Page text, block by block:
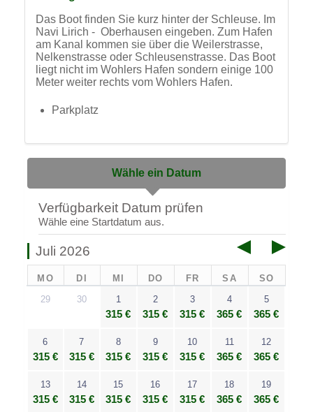
Das Boot finden Sie kurz hinter der Schleuse. Im
Navi Lirich - Oberhausen eingeben. Zum Hafen
am Kanal kommen sie über die Weilerstrasse,
Nelkenstrasse oder Schleusenstrasse. Das Boot
liegt nicht im Wohlers Hafen sondern einige 100
Meter weiter rechts vom Wohlers Hafen.
Parkplatz
Wähle ein Datum
Verfügbarkeit Datum prüfen
Wähle eine Startdatum aus.
Juli 2026
MO DI MI DO FR SA
SO
29
30 1
315 €
2
315 €
3
315 €
4
365 €
5
365 €
6
315 €
7
315 €
8
315 €
9
315 €
10
315 €
11
365 €
12
365 €
13
315 €
14
315 €
15
315 €
16
315 €
17
315 €
18
365 €
19
365 €